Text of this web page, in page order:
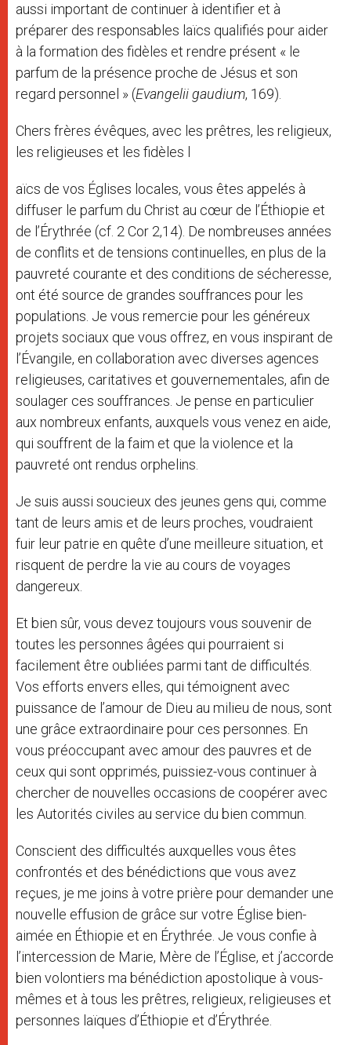
aussi important de continuer à identifier et à
préparer des responsables laïcs qualifiés pour aider
à la formation des fidèles et rendre présent « le
parfum de la présence proche de Jésus et son
regard personnel » (Evangelii gaudium, 169).
Chers frères évêques, avec les prêtres, les religieux,
les religieuses et les fidèles l
aïcs de vos Églises locales, vous êtes appelés à
diffuser le parfum du Christ au cœur de l’Éthiopie et
de l’Érythrée (cf. 2 Cor 2,14). De nombreuses années
de conflits et de tensions continuelles, en plus de la
pauvreté courante et des conditions de sécheresse,
ont été source de grandes souffrances pour les
populations. Je vous remercie pour les généreux
projets sociaux que vous offrez, en vous inspirant de
l’Évangile, en collaboration avec diverses agences
religieuses, caritatives et gouvernementales, afin de
soulager ces souffrances. Je pense en particulier
aux nombreux enfants, auxquels vous venez en aide,
qui souffrent de la faim et que la violence et la
pauvreté ont rendus orphelins.
Je suis aussi soucieux des jeunes gens qui, comme
tant de leurs amis et de leurs proches, voudraient
fuir leur patrie en quête d’une meilleure situation, et
risquent de perdre la vie au cours de voyages
dangereux.
Et bien sûr, vous devez toujours vous souvenir de
toutes les personnes âgées qui pourraient si
facilement être oubliées parmi tant de difficultés.
Vos efforts envers elles, qui témoignent avec
puissance de l’amour de Dieu au milieu de nous, sont
une grâce extraordinaire pour ces personnes. En
vous préoccupant avec amour des pauvres et de
ceux qui sont opprimés, puissiez-vous continuer à
chercher de nouvelles occasions de coopérer avec
les Autorités civiles au service du bien commun.
Conscient des difficultés auxquelles vous êtes
confrontés et des bénédictions que vous avez
reçues, je me joins à votre prière pour demander une
nouvelle effusion de grâce sur votre Église bien-
aimée en Éthiopie et en Érythrée. Je vous confie à
l’intercession de Marie, Mère de l’Église, et j’accorde
bien volontiers ma bénédiction apostolique à vous-
mêmes et à tous les prêtres, religieux, religieuses et
personnes laïques d’Éthiopie et d’Érythrée.